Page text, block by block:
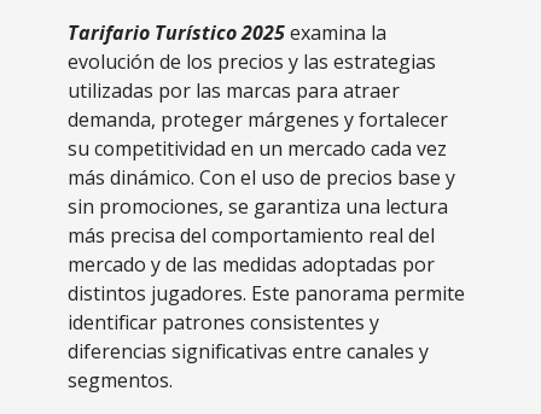
Tarifario Turístico 2025examina la
evolución de los precios y las estrategias
utilizadas por las marcas para atraer
demanda, proteger márgenes y fortalecer
su competitividad en un mercado cada vez
más dinámico. Con el uso de precios base y
sin promociones, se garantiza una lectura
más precisa del comportamiento real del
mercado y de las medidas adoptadas por
distintos jugadores. Este panorama permite
identificar patrones consistentes y
diferencias significativas entre canales y
segmentos.